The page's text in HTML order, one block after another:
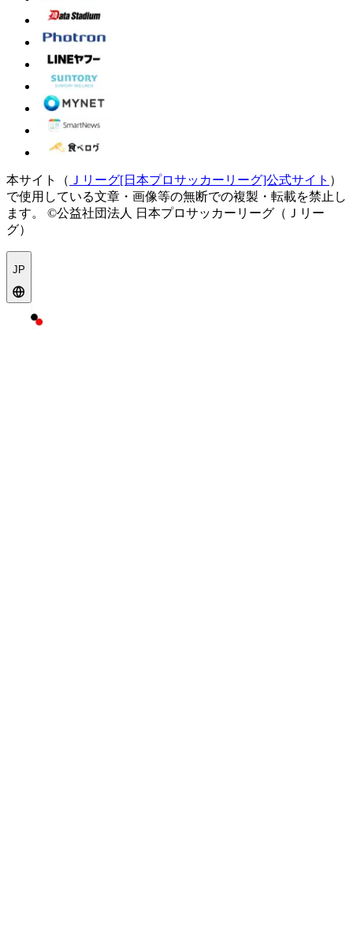
本サイト（ Ｊリーグ[日本プロサッカーリーグ]公式サイト ）
で使用している文章・画像等の無断での複製・転載を禁止し
ます。
©公益社団法人 日本プロサッカーリーグ（Ｊリー
グ）
JP